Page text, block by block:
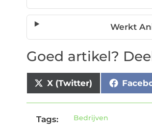
Werkt
Goed artikel?
X (Twitter)
Tags: Bedrijven